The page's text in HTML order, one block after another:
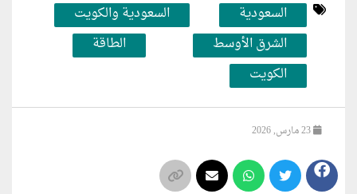
السعودية
السعودية والكويت
الشرق الأوسط
الطاقة
الكويت